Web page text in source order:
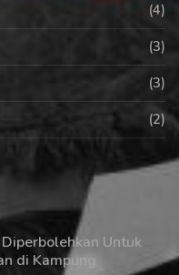
(4)
(3)
(3)
(2)
Untuk
di Kampung